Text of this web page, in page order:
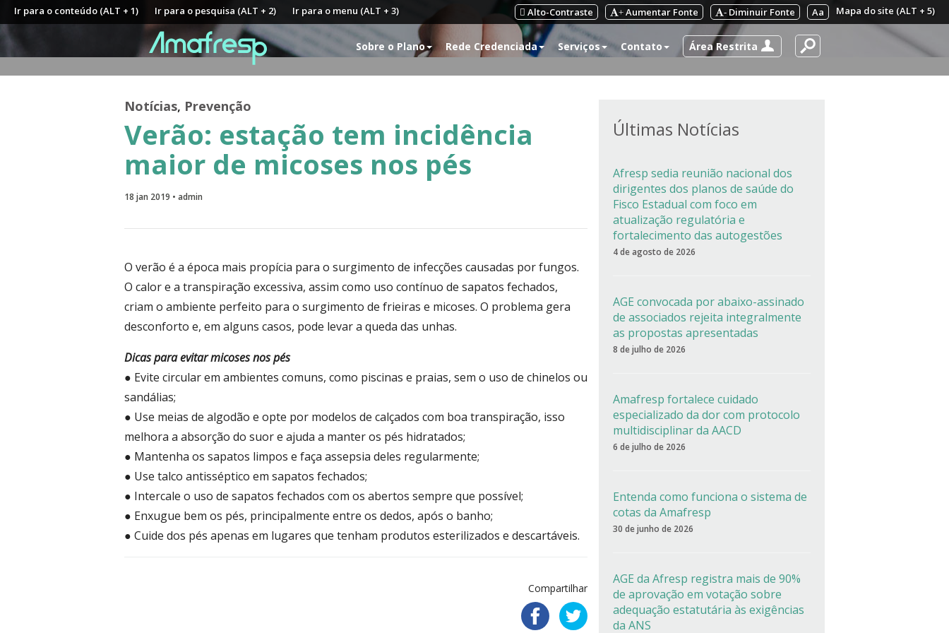
Ir para o conteúdo (ALT + 1) Ir para o pesquisa (ALT + 2) Ir para o menu (ALT + 3) Mapa do site (ALT + 5)
Aa
- Diminuir Fonte
+ Aumentar Fonte
Alto-Contraste
Sobre o Plano Rede Credenciada Serviços Contato Área Restrita
Notícias, Prevenção
Verão: estação tem incidência
maior de micoses nos pés
18 jan 2019 • admin
O verão é a época mais propícia para o surgimento de infecções causadas por fungos.
O calor e a transpiração excessiva, assim como uso contínuo de sapatos fechados,
criam o ambiente perfeito para o surgimento de frieiras e micoses. O problema gera
desconforto e, em alguns casos, pode levar a queda das unhas.
Dicas para evitar micoses nos pés
● Evite circular em ambientes comuns, como piscinas e praias, sem o uso de chinelos ou
sandálias;
● Use meias de algodão e opte por modelos de calçados com boa transpiração, isso
melhora a absorção do suor e ajuda a manter os pés hidratados;
● Mantenha os sapatos limpos e faça assepsia deles regularmente;
● Use talco antisséptico em sapatos fechados;
● Intercale o uso de sapatos fechados com os abertos sempre que possível;
● Enxugue bem os pés, principalmente entre os dedos, após o banho;
● Cuide dos pés apenas em lugares que tenham produtos esterilizados e descartáveis.
Compartilhar
Últimas Notícias
Afresp sedia reunião nacional dos
dirigentes dos planos de saúde do
Fisco Estadual com foco em
atualização regulatória e
fortalecimento das autogestões
4 de agosto de 2026
AGE convocada por abaixo-assinado
de associados rejeita integralmente
as propostas apresentadas
8 de julho de 2026
Amafresp fortalece cuidado
especializado da dor com protocolo
multidisciplinar da AACD
6 de julho de 2026
Entenda como funciona o sistema de
cotas da Amafresp
30 de junho de 2026
AGE da Afresp registra mais de 90%
de aprovação em votação sobre
adequação estatutária às exigências
da ANS